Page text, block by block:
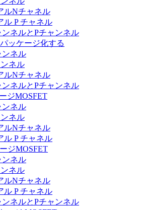
ルNチャネル
ル P チャネル
ネルとPチャンネル
ッケージ化する
ンネル
ネル
ルNチャネル
ネルとPチャンネル
ジMOSFET
ンネル
ネル
ルNチャネル
ル P チャネル
ジMOSFET
ンネル
ネル
ルNチャネル
ル P チャネル
ネルとPチャンネル